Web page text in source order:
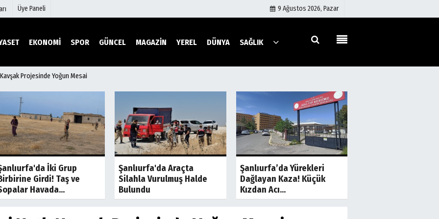
Üye Paneli 9 Ağustos 2026, Pazar
EKONOMİ SPOR GÜNCEL MAGAZİN YEREL DÜNYA SAĞLIK
Video Galeri
Foto Galeri
Etkinlikler
İletişim
Çerez Politikası
Gizlilik İlkeleri
Projesinde Yoğun Mesai
Son Dakika
İki Grup
Girdi! Taş ve
Havada...
Son Dakika
Şanlıurfa'da Araçta
Silahla Vurulmuş Halde
Bulundu
Son Dakika
Şanlıurfa’da Yürekleri
Dağlayan Kaza! Küçük
Kızdan Acı...